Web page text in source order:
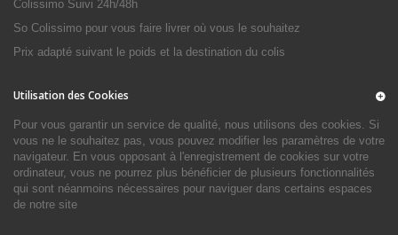
Colissimo Suivi 24h/48h
So Colissimo pour vous faire livrer où vous le souhaitez
Prix adapté suivant le poids et la destination du colis
Utilisation des Cookies
Pour vous garantir un service de qualité, nous utilisons des cookies. Si
vous ne le souhaitez pas, vous pouvez modifier les paramètres de votre
navigateur. En vous opposant à l'enregistrement de cookies sur votre
ordinateur, vous ne pourrez plus bénéficier de plusieurs fonctionnalités
qui sont néanmoins nécessaires pour naviguer dans certains espaces
de notre site